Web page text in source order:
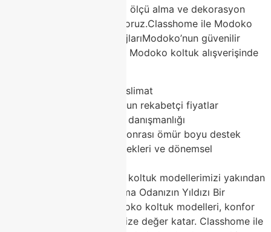
Classhome olarak ücretsiz ölçü alma ve dekorasyon
danışmanlığı hizmeti veriyoruz.Classhome ile Modoko
Koltuk Alışverişinin AvantajlarıModoko’nun güvenilir
markalarından Classhome, Modoko koltuk alışverişinde
Geniş stok ve hızlı teslimat
2026 trendlerine uygun rekabetçi fiyatlar
Ücretsiz dekorasyon danışmanlığı
2 yıl garanti + satış sonrası ömür boyu destek
Taksitli ödeme seçenekleri ve dönemsel
Modoko’ya gelin, Modoko koltuk modellerimizi yakından
deneyimleyin!Sonuç: Oturma Odanızın Yıldızı Bir
Modoko Koltuk OlsunModoko koltuk modelleri, konfor
ve şıklığı birleştirerek evinize değer katar. Classhome ile